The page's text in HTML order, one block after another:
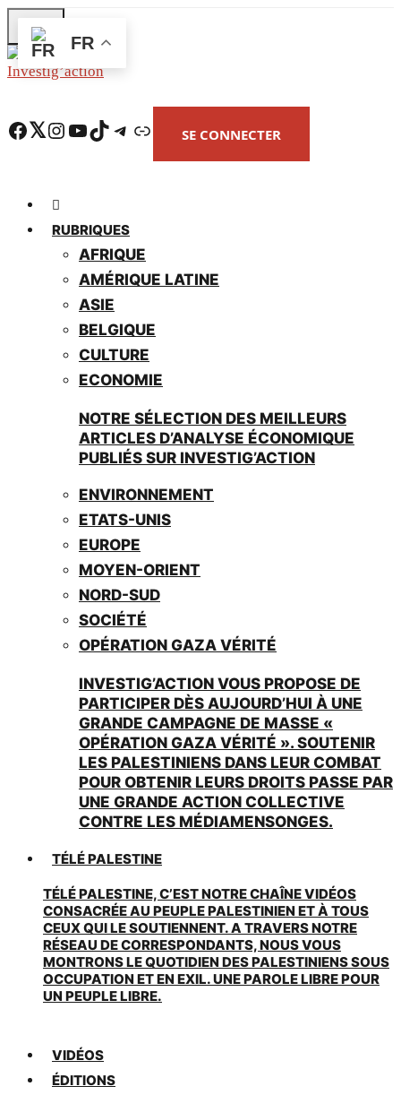
Skip
to
main
Facebook Twitter Instagram YouTube TikTok Telegram Lien SE CONNECTER
RUBRIQUES
AFRIQUE
AMÉRIQUE LATINE
ASIE
BELGIQUE
CULTURE
ECONOMIE
NOTRE SÉLECTION DES MEILLEURS
ARTICLES D’ANALYSE ÉCONOMIQUE
PUBLIÉS SUR INVESTIG’ACTION
ENVIRONNEMENT
ETATS-UNIS
EUROPE
MOYEN-ORIENT
NORD-SUD
SOCIÉTÉ
OPÉRATION GAZA VÉRITÉ
INVESTIG’ACTION VOUS PROPOSE DE
PARTICIPER DÈS AUJOURD’HUI À UNE
GRANDE CAMPAGNE DE MASSE «
OPÉRATION GAZA VÉRITÉ ». SOUTENIR
LES PALESTINIENS DANS LEUR COMBAT
POUR OBTENIR LEURS DROITS PASSE PAR
UNE GRANDE ACTION COLLECTIVE
CONTRE LES MÉDIAMENSONGES.
TÉLÉ PALESTINE
TÉLÉ PALESTINE, C’EST NOTRE CHAÎNE VIDÉOS
CONSACRÉE AU PEUPLE PALESTINIEN ET À TOUS
CEUX QUI LE SOUTIENNENT. A TRAVERS NOTRE
RÉSEAU DE CORRESPONDANTS, NOUS VOUS
MONTRONS LE QUOTIDIEN DES PALESTINIENS SOUS
OCCUPATION ET EN EXIL. UNE PAROLE LIBRE POUR
UN PEUPLE LIBRE.
VIDÉOS
ÉDITIONS
FR